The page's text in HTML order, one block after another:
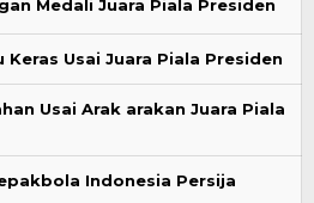
Medali Juara Piala Presiden
Keras Usai Juara Piala Presiden
Usai Arak arakan Juara Piala
Indonesia Persija